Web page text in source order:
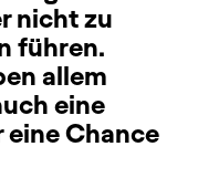
nicht zu
führen.
allem
eine
eine Chance